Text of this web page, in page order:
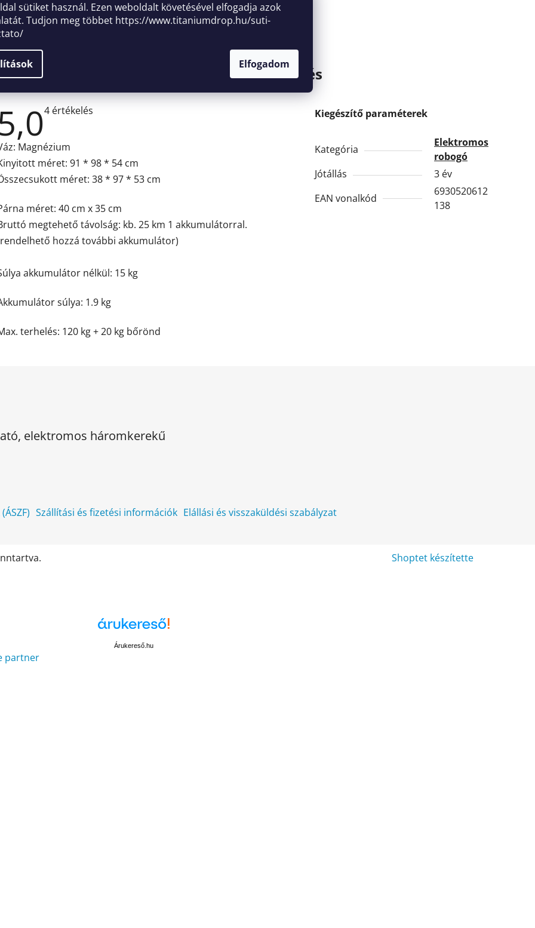
sütiket használ. Ezen weboldalt követésével elfogadja azok
Tudjon meg többet https://www.titaniumdrop.hu/suti-
Elfogadom
Beszélgetés
A
5-
ből
5,0
csillag.
4 értékelés
Magnézium
méret: 91 * 98 * 54 cm
méret: 38 * 97 * 53 cm
méret: 40 cm x 35 cm
megtehető távolság: kb. 25 km 1 akkumulátorral.
hozzá további akkumulátor)
akkumulátor nélkül: 15 kg
súlya: 1.9 kg
terhelés: 120 kg + 20 kg bőrönd
Kiegészítő paraméterek
Kategória
Elektromos
robogó
Jótállás
3 év
EAN vonalkód
6930520612
138
elektromos háromkerekű
Szállítási és fizetési információk Elállási és visszaküldési szabályzat
Shoptet készítette
Árukereső.hu
partner